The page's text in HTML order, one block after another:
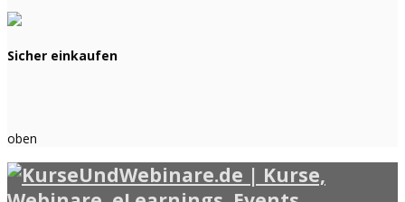
Sicher einkaufen
oben